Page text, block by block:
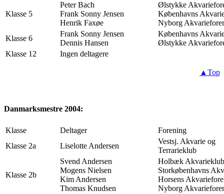
Klasse 5
Peter Bach
Frank Sonny Jensen
Henrik Faxøe
Ølstykke
Københavns
Nyborg
Klasse 6
Frank Sonny Jensen
Dennis Hansen
Københavns
Ølstykke
Klasse 12
Ingen deltagere
▲Top
Danmarksmestre 2004:
Klasse Deltager
Forening
Klasse 2a
Liselotte Andersen
Vestsj. Akvarie og
Terrarieklub
Klasse 2b
Svend Andersen
Mogens Nielsen
Kim Andersen
Thomas Knudsen
Holbæk Akvarieklub
Storkøbenhavns
Horsens
Nyborg